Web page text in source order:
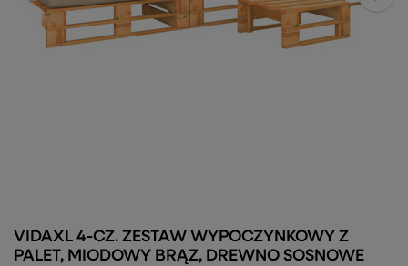
VIDAXL 4-CZ. ZESTAW WYPOCZYNKOWY Z
PALET, MIODOWY BRĄZ, DREWNO SOSNOWE